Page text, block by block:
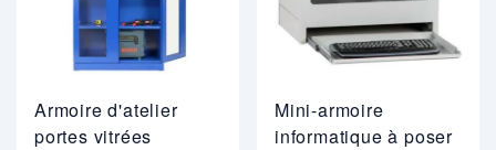
Armoire d'atelier
portes vitrées
Mini-armoire
informatique à poser